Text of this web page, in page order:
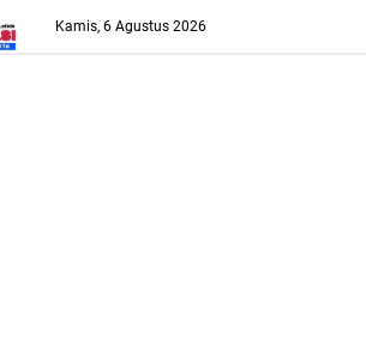
Kamis, 6 Agustus 2026